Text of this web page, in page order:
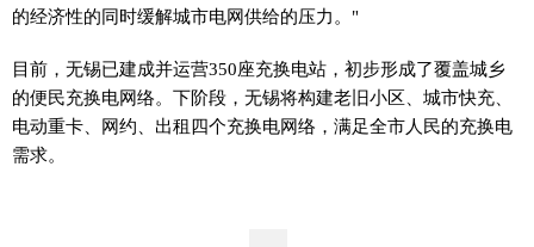
的经济性的同时缓解城市电网供给的压力。"
目前，无锡已建成并运营350座充换电站，初步形成了覆盖城乡
的便民充换电网络。下阶段，无锡将构建老旧小区、城市快充、
电动重卡、网约、出租四个充换电网络，满足全市人民的充换电
需求。